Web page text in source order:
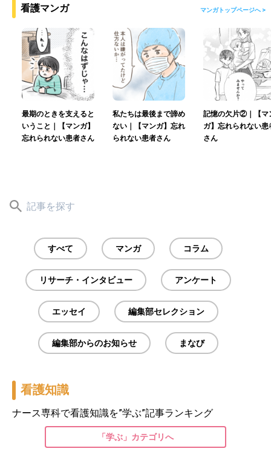
看護マンガ マンガトップページへ >
最期のときを支えると
いうこと｜【マンガ】
忘れられない患者さん
私たちは最後まで諦め
ない｜【マンガ】忘れ
られない患者さん
記憶の欠片②｜【マ
ガ】忘れられない患
さん
すべて マンガ コラム
リサーチ・インタビュー アンケート
エッセイ 編集部セレクション
編集部からのお知らせ まなび
看護知識
ナース専科で看護知識を”学ぶ”記事ランキング
「学ぶ」カテゴリへ